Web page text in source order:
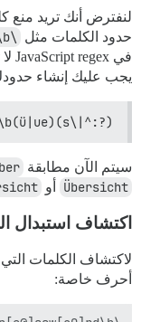
لنفترض أنك تريد منع
حدود الكلمات مثل \b(ü|ue)ber\b
يجب عليك إنشاء
(?:^|\s)(ü|ue)ber\b
سيتم الآن مطابقة
Übersicht أو
اكتشاف استبدال
لاكتشاف الكلمات
أحرف خاصة: